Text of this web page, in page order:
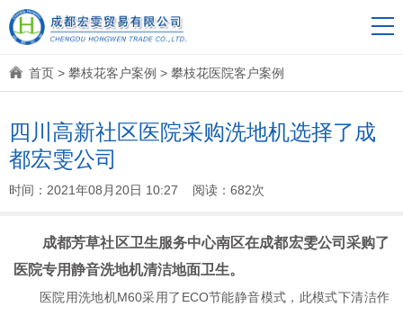
首页 > 攀枝花客户案例 > 攀枝花医院客户案例
四川高新社区医院采购洗地机选择了成
都宏雯公司
时间：2021年08月20日 10:27 阅读：682次
成都芳草社区卫生服务中心南区在成都宏雯公司采购了
医院专用静音洗地机清洁地面卫生。
医院用洗地机M60采用了ECO节能静音模式，此模式下清洁作